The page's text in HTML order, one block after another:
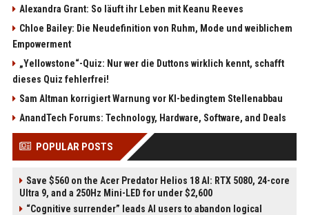
Alexandra Grant: So läuft ihr Leben mit Keanu Reeves
Chloe Bailey: Die Neudefinition von Ruhm, Mode und weiblichem
Empowerment
„Yellowstone“-Quiz: Nur wer die Duttons wirklich kennt, schafft
dieses Quiz fehlerfrei!
Sam Altman korrigiert Warnung vor KI-bedingtem Stellenabbau
AnandTech Forums: Technology, Hardware, Software, and Deals
POPULAR POSTS
Save $560 on the Acer Predator Helios 18 AI: RTX 5080, 24-core
Ultra 9, and a 250Hz Mini-LED for under $2,600
“Cognitive surrender” leads AI users to abandon logical